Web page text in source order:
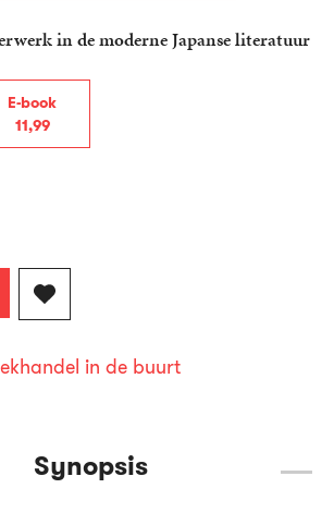
in de moderne Japanse literatuur
E-book
11,99
in de buurt
Synopsis